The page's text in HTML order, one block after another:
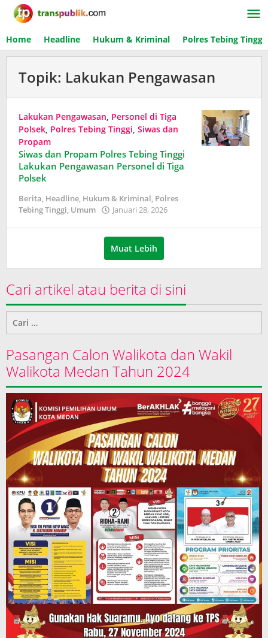
Lewati
Home Headline Hukum & Kriminal Polres Tebing Tinggi
Topik: Lakukan Pengawasan
Lakukan Pengawasan, Personel di Tiga
Polsek, Polres Tebing Tinggi, Siwas dan
Propam
Siwas dan Propam Polres Tebing Tinggi
Lakukan Pengawasan Personel di Tiga
Polsek
Berita, Headline, Hukum & Kriminal, Polres
Tebing Tinggi, Umum Januari 28, 2026
Muat Lebih
Cari artikel atau berita di sini
Cari
untuk:
Pasangan Calon Walikota dan Wakil
Walikota Medan Tahun 2024